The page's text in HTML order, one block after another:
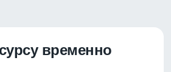
временно